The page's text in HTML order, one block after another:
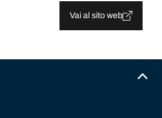
Vai al sito web